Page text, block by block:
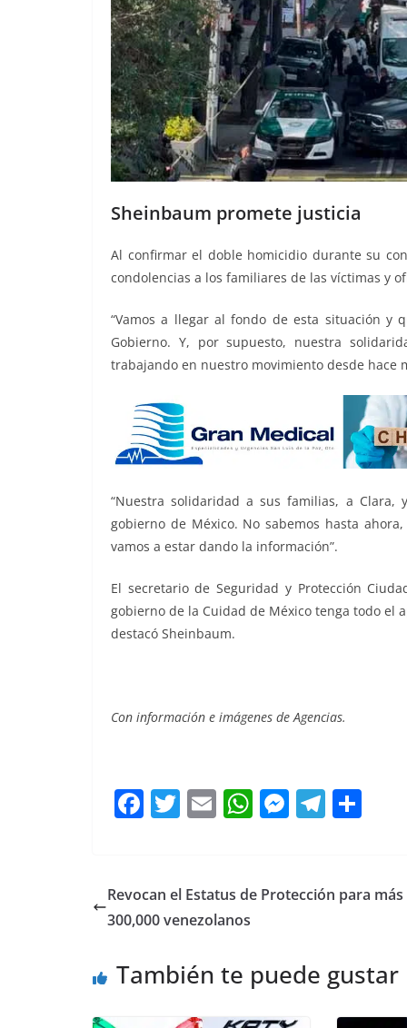
Sheinbaum promete justicia
Al confirmar el doble homicidio durante su
condolencias a los familiares de las víctimas y
“Vamos a llegar al fondo de esta situación y
Gobierno. Y, por supuesto, nuestra
trabajando en nuestro movimiento desde hace
“Nuestra solidaridad a sus familias, a
gobierno de México. No sabemos hasta
vamos a estar dando la información”.
El secretario de Seguridad y Protección
gobierno de la Cuidad de México tenga todo el
destacó Sheinbaum.
Con información e imágenes de Agencias.
F
e
b
o
T
er
E
l
W
s
p
M
e
er
T
gr p
Revocan el Estatus de Protección para más
300,000 venezolanos
También te puede gustar